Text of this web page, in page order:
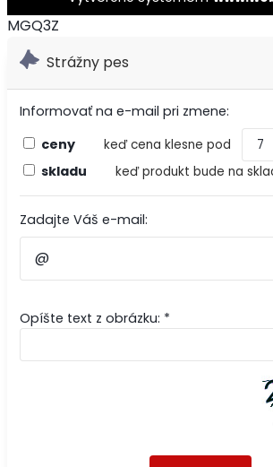
MGQ3Z
Strážny pes
Informovať na e-mail pri zmene:
ceny
keď cena klesne pod
skladu keď produkt bude na
Zadajte Váš e-mail:
Opíšte text z obrázku: *